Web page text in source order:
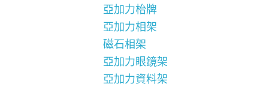
亞加力枱牌
亞加力相架
磁石相架
亞加力眼鏡架
亞加力資料架